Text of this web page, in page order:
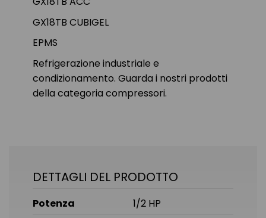
GX18TB CUBIGEL
EPMS
Refrigerazione industriale e
condizionamento. Guarda i nostri prodotti
della categoria compressori.
DETTAGLI DEL PRODOTTO
Potenza
1/2 HP